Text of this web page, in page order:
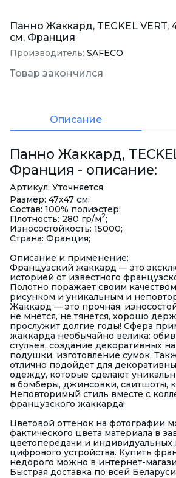
Панно Жаккард, TECKEL VERT,
см, Франция
Производитель: SAFECO
Товар закончился
Описание
Панно Жаккард,
Франция - описание:
Артикул: Уточняется
Размер: 47х47 см;
Состав: 100% полиэстер;
Плотность: 280 гр/м2;
Износостойкость: 15000;
Страна: Франция;
Описание и применение:
Французский жаккард — это
историей от известного
Полотно поражает своим
рисунком и уникальным и
Жаккард — это прочная,
не мнется, не тянется, хорошо
прослужит долгие годы! Сфера
жаккарда необычайно велика:
стульев, создание декоративных
подушки, изготовление сумок.
отлично подойдет для
одежду, которые сделают
в бомберы, джинсовки, свитшоты,
Неповторимый стиль вместе с
французского жаккарда!
Цветовой оттенок на фотографии
фактического цвета материала в
цветопередачи и индивидуальных
цифрового устройства. Купить
недорого можно в интернет-
Быстрая доставка по всей